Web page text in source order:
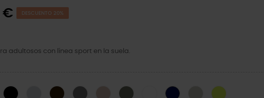
€ DESCUENTO 20%
adultosos con línea sport en la suela.
Black MoonlightBlack/Slate Grey
Slate Grey/Smoke
QuartzDusty Olive
White Navy MeteorCitrus